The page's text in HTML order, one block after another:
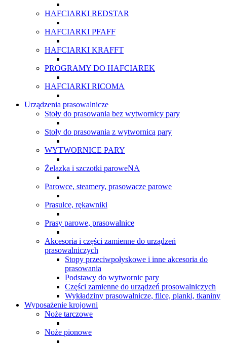
HAFCIARKI REDSTAR
HAFCIARKI PFAFF
HAFCIARKI KRAFFT
PROGRAMY DO HAFCIAREK
HAFCIARKI RICOMA
Urządzenia prasowalnicze
Stoły do prasowania bez wytwornicy pary
Stoły do prasowania z wytwornicą pary
WYTWORNICE PARY
Żelazka i szczotki paroweNA
Parowce, steamery, prasowacze parowe
Prasulce, rękawniki
Prasy parowe, prasowalnice
Akcesoria i części zamienne do urządzeń
prasowalniczych
Stopy przeciwpołyskowe i inne akcesoria do
prasowania
Podstawy do wytwornic pary
Części zamienne do urządzeń prosowalniczych
Wykładziny prasowalnicze, filce, pianki, tkaniny
Wyposażenie krojowni
Noże tarczowe
Noże pionowe